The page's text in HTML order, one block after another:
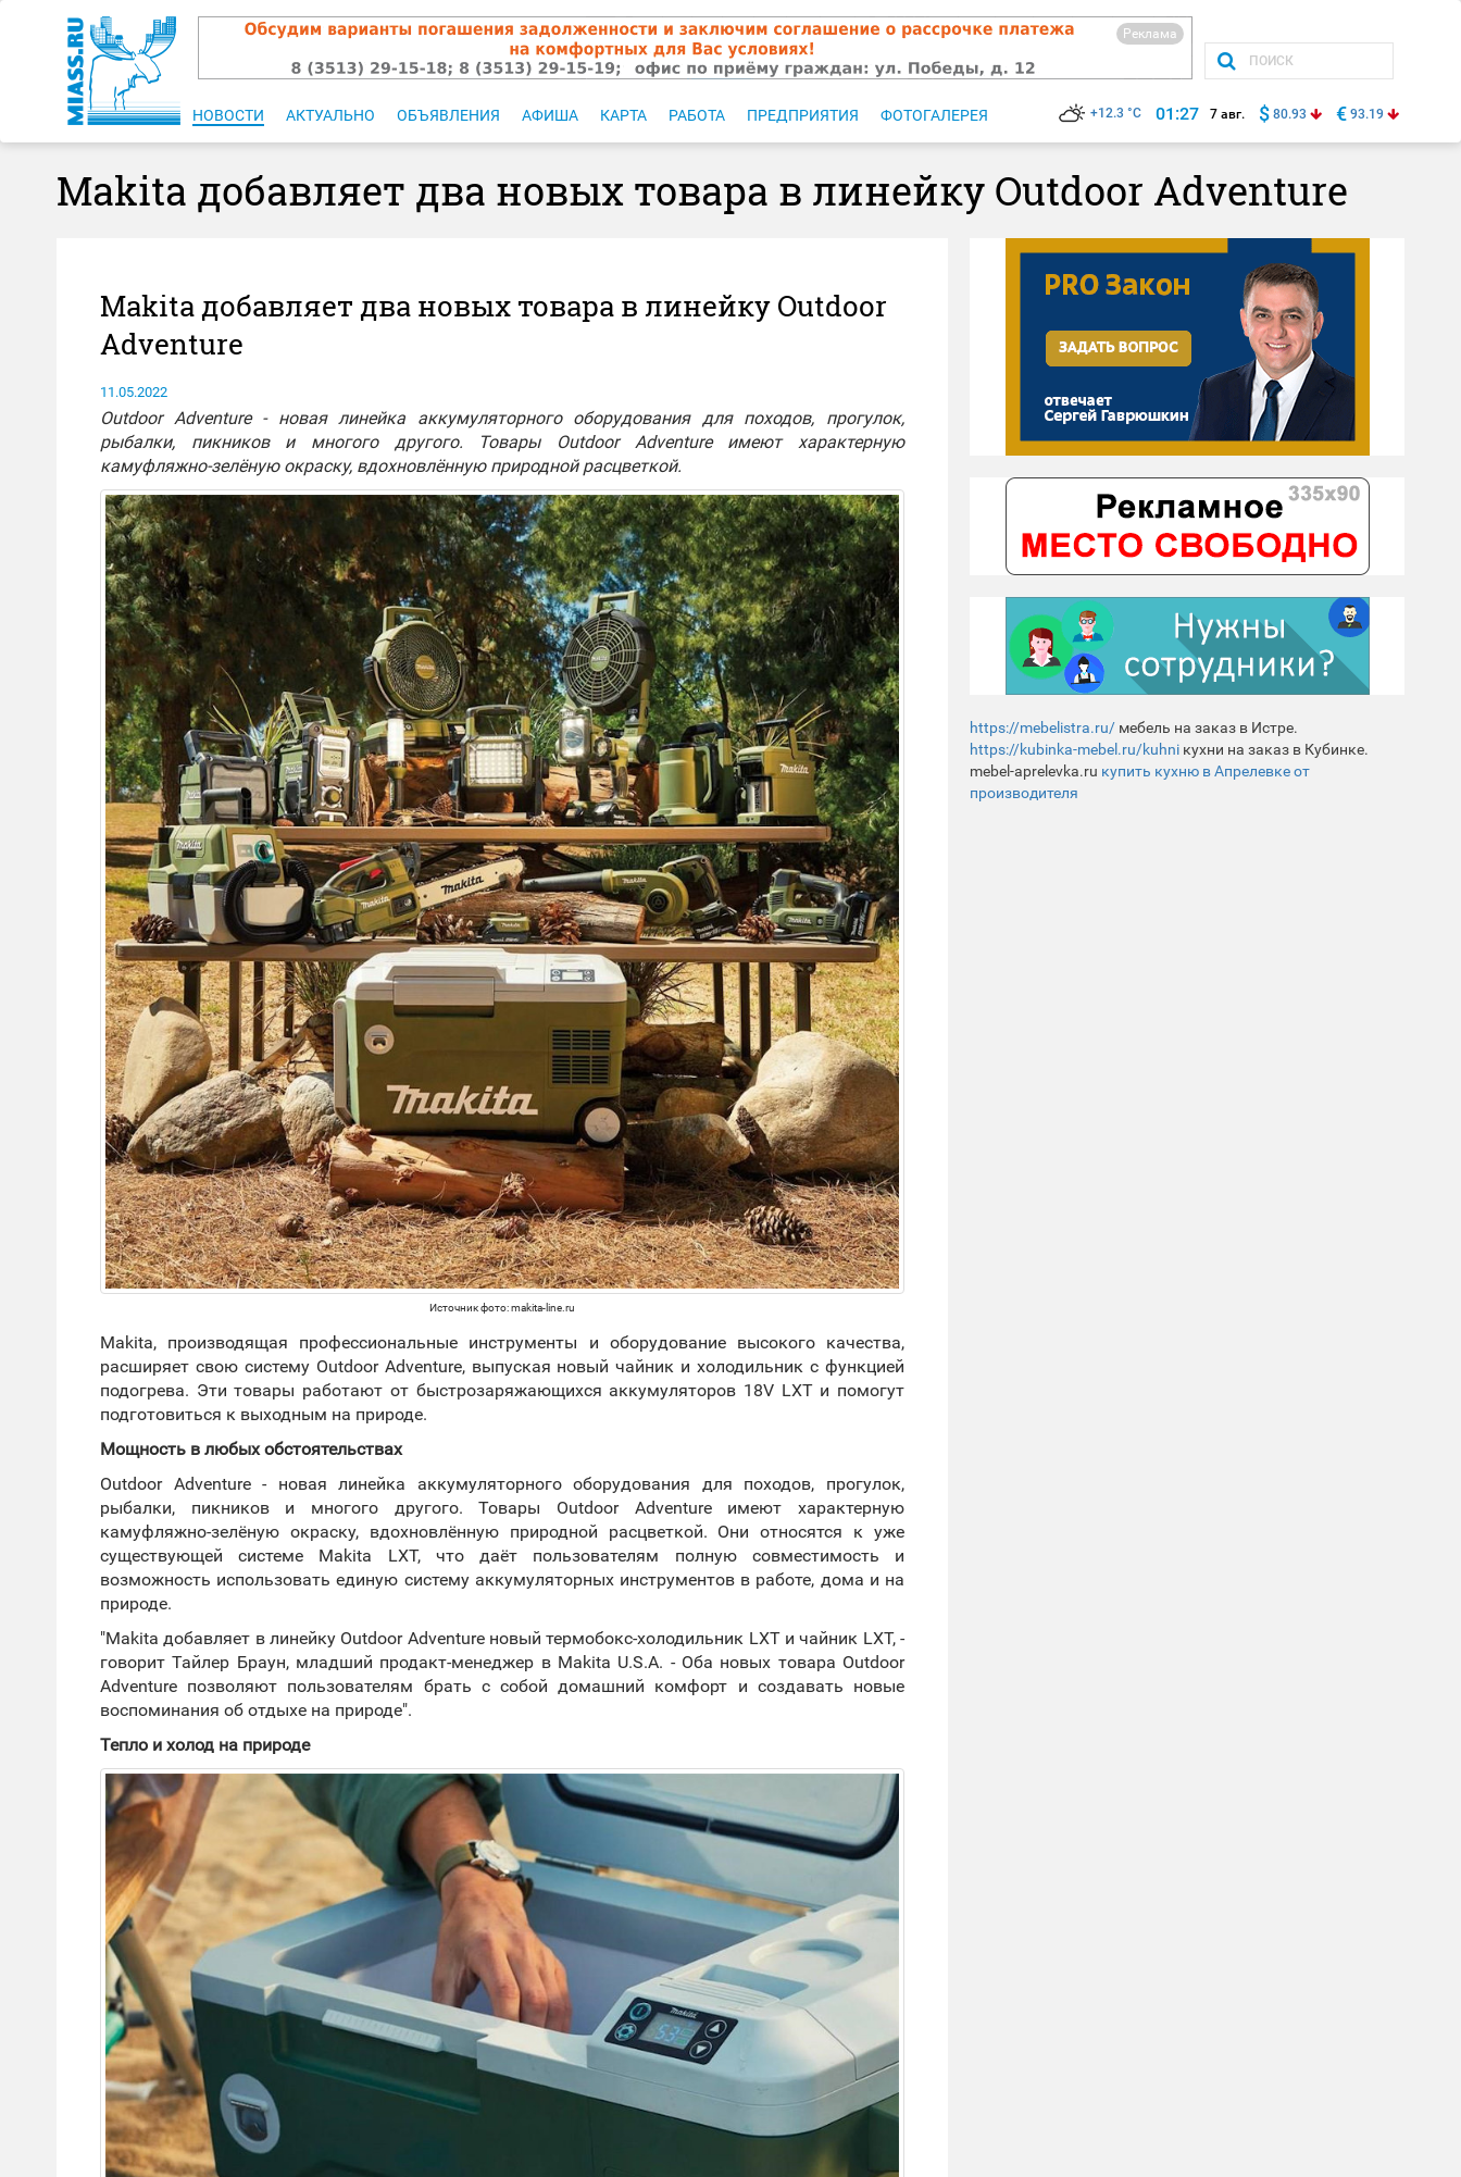
Реклама
НОВОСТИ АКТУАЛЬНО ОБЪЯВЛЕНИЯ АФИША КАРТА РАБОТА ПРЕДПРИЯТИЯ ФОТОГАЛЕРЕЯ +12.3 °C 01:27 7 авг. $ 80.93 € 93.19
Makita добавляет два новых товара в линейку Outdoor Adventure
Makita добавляет два новых товара в линейку Outdoor
Adventure
11.05.2022
Outdoor Adventure - новая линейка аккумуляторного оборудования для походов, прогулок,
рыбалки, пикников и многого другого. Товары Outdoor Adventure имеют характерную
камуфляжно-зелёную окраску, вдохновлённую природной расцветкой.
Источник фото: makita-line.ru
Makita, производящая профессиональные инструменты и оборудование высокого качества,
расширяет свою систему Outdoor Adventure, выпуская новый чайник и холодильник с функцией
подогрева. Эти товары работают от быстрозаряжающихся аккумуляторов 18V LXT и помогут
подготовиться к выходным на природе.
Мощность в любых обстоятельствах
Outdoor Adventure - новая линейка аккумуляторного оборудования для походов, прогулок,
рыбалки, пикников и многого другого. Товары Outdoor Adventure имеют характерную
камуфляжно-зелёную окраску, вдохновлённую природной расцветкой. Они относятся к уже
существующей системе Makita LXT, что даёт пользователям полную совместимость и
возможность использовать единую систему аккумуляторных инструментов в работе, дома и на
природе.
"‎Makita добавляет в линейку Outdoor Adventure новый термобокс-холодильник LXT и чайник LXT, -
говорит Тайлер Браун, младший продакт-менеджер в Makita U.S.A. - Оба новых товара Outdoor
Adventure позволяют пользователям брать с собой домашний комфорт и создавать новые
воспоминания об отдыхе на природе"‎.
Тепло и холод на природе
https://mebelistra.ru/ мебель на заказ в Истре.
https://kubinka-mebel.ru/kuhni кухни на заказ в Кубинке.
mebel-aprelevka.ru купить кухню в Апрелевке от
производителя